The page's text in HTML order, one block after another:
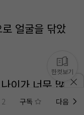
얼굴을 닦았
이가 너무 많아
를 지휘할 예정
2 구독 다음
한컷보기
미노벨 앱설치하기